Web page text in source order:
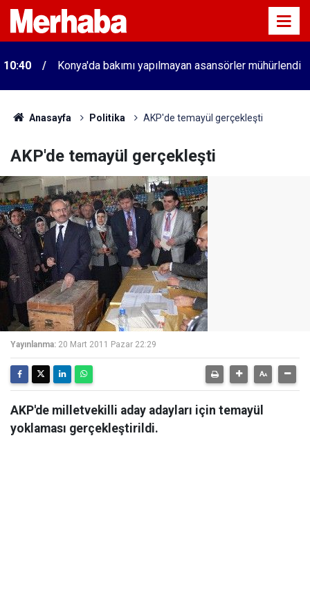
10:40 Konya'da bakımı yapılmayan asansörler mühürlendi
Anasayfa Politika AKP'de temayül gerçekleşti
AKP'de temayül gerçekleşti
Yayınlanma: 20 Mart 2011 Pazar 22:29
AKP'de milletvekilli aday adayları için temayül
yoklaması gerçekleştirildi.